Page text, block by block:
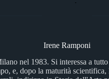
Irene Ramponi
nel 1983. Si interessa a
e, dopo la maturità